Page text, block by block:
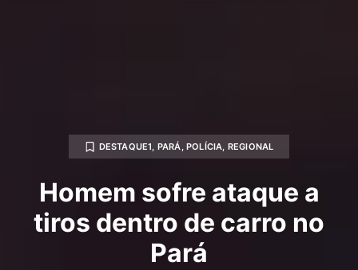
DESTAQUE1, PARÁ, POLÍCIA, REGIONAL
Homem sofre ataque a
tiros dentro de carro no
Pará